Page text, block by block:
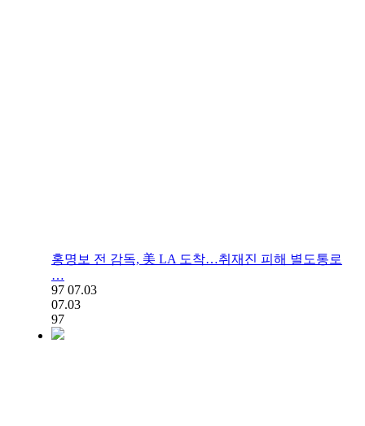
홍명보 전 감독, 美 LA 도착…취재진 피해 별도통로
…
97 07.03
07.03
97